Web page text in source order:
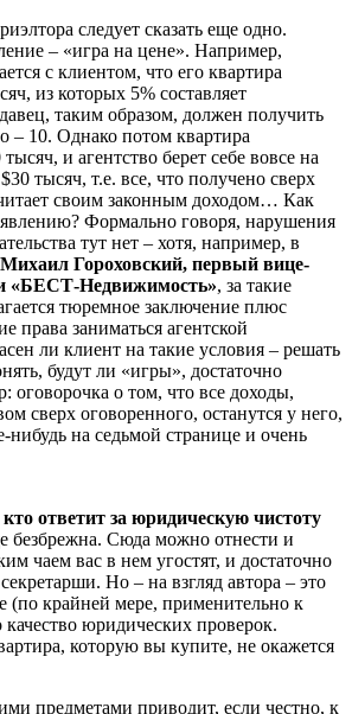
следует сказать еще одно.
– «игра на цене». Например,
с клиентом, что его квартира
из которых 5% составляет
таким образом, должен получить
– 10. Однако потом квартира
и агентство берет себе вовсе на
тысяч, т.е. все, что получено сверх
своим законным доходом… Как
явлению? Формально говоря, нарушения
тут нет – хотя, например, в
Михаил Гороховский, первый вице-
«БЕСТ-Недвижимость», за такие
тюремное заключение плюс
права заниматься агентской
ли клиент на такие условия – решать
будут ли «игры», достаточно
оговорочка о том, что все доходы,
сверх оговоренного, останутся у него,
нибудь на седьмой странице и очень
ответит за юридическую чистоту
безбрежна. Сюда можно отнести и
чаем вас в нем угостят, и достаточно
Но – на взгляд автора – это
(по крайней мере, применительно к
юридических проверок.
которую вы купите, не окажется
предметами приводит, если честно, к